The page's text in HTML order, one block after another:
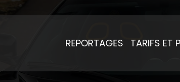
REPORTAGES TARIFS ET